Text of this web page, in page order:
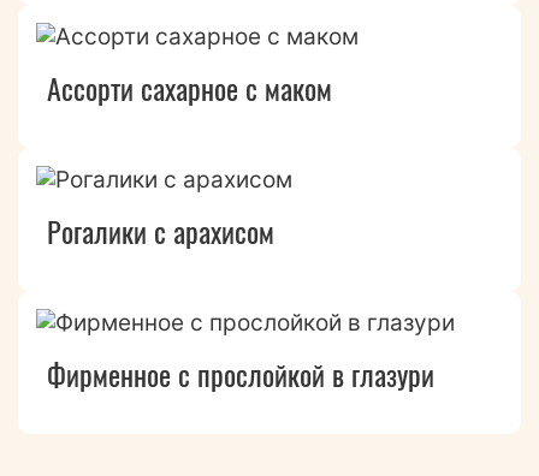
Ассорти сахарное с маком
Рогалики с арахисом
Фирменное с прослойкой в глазури